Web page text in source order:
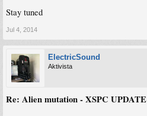
Stay tuned
Jul 4, 2014
ElectricSound
Aktivista
Re: Alien mutation - XSPC UPDATE